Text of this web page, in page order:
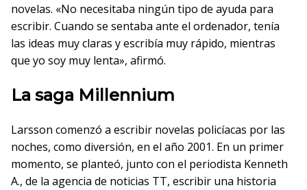
novelas. «No necesitaba ningún tipo de ayuda para
escribir. Cuando se sentaba ante el ordenador, tenía
las ideas muy claras y escribía muy rápido, mientras
que yo soy muy lenta», afirmó.
La saga Millennium
Larsson comenzó a escribir novelas policíacas por las
noches, como diversión, en el año 2001. En un primer
momento, se planteó, junto con el periodista Kenneth
A., de la agencia de noticias TT, escribir una historia